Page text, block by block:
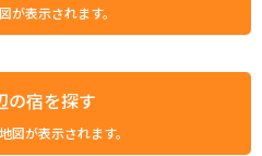
が表示されます。
の宿を探す
図が表示されます。